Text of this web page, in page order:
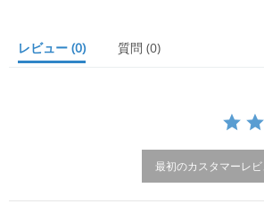
a
r
レビュー (0) 質問 (0)
最初のカスタマーレ